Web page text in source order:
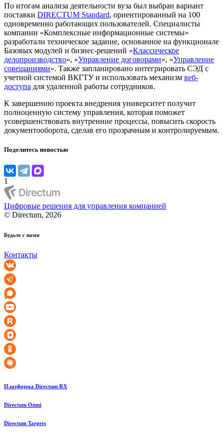
По итогам анализа деятельности вуза был выбран вариант
поставки DIRECTUM Standard, ориентированный на 100
одновременно работающих пользователей. Специалисты
компании «Комплексные информационные системы»
разработали техническое задание, основанное на функционале
Базовых модулей и бизнес-решений «Классическое
делопроизводство», «Управление договорами», «Управление
совещаниями». Также запланировано интегрировать СЭД с
учетной системой ВКГТУ и использовать механизм веб-
доступа для удаленной работы сотрудников.
К завершению проекта внедрения университет получит
полноценную систему управления, которая поможет
усовершенствовать внутренние процессы, повысить скорость
документооборота, сделав его прозрачным и контролируемым.
Поделитесь новостью
1
Цифровые решения для управления компанией
© Directum, 2026
Будьте с нами
Контакты
Платформа Directum RX
Directum Omni
Directum Targets